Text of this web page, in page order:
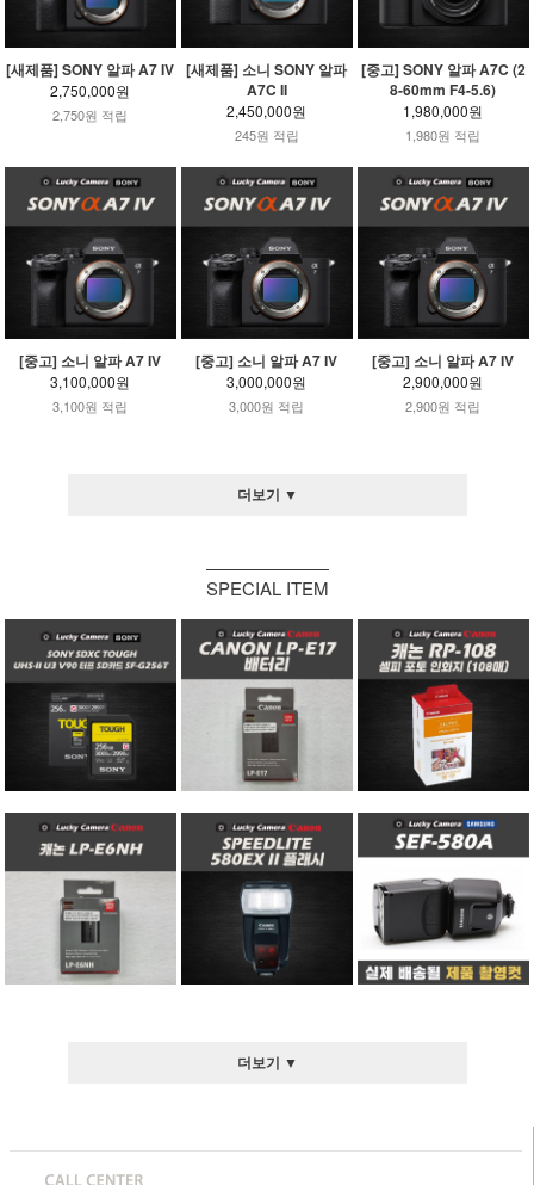
[새제품] SONY 알파 A7 IV
2,750,000원
2,750원 적립
[새제품] 소니 SONY 알파
A7C II
2,450,000원
245원 적립
[중고] SONY 알파 A7C (2
8-60mm F4-5.6)
1,980,000원
1,980원 적립
[중고] 소니 알파 A7 IV
3,100,000원
3,100원 적립
[중고] 소니 알파 A7 IV
3,000,000원
3,000원 적립
[중고] 소니 알파 A7 IV
2,900,000원
2,900원 적립
더보기 ▼
SPECIAL ITEM
더보기 ▼